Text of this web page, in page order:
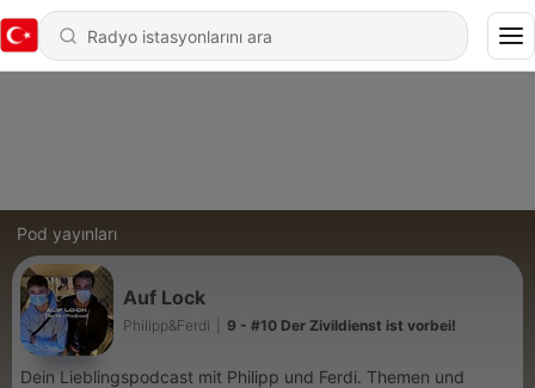
Pod yayınları
Auf Lock
Philipp&Ferdi 9 - #10 Der Zivildienst ist vorbei!
Dein Lieblingspodcast mit Philipp und Ferdi. Themen und